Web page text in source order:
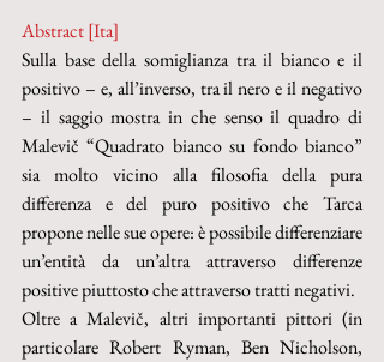
Abstract [Ita]
Sulla base della somiglianza tra il bianco e il
positivo – e, all’inverso, tra il nero e il negativo
– il saggio mostra in che senso il quadro di
Malevič “Quadrato bianco su fondo bianco”
sia molto vicino alla filosofia della pura
differenza e del puro positivo che Tarca
propone nelle sue opere: è possibile differenziare
un’entità da un’altra attraverso differenze
positive piuttosto che attraverso tratti negativi.
Oltre a Malevič, altri importanti pittori (in
particolare Robert Ryman, Ben Nicholson,